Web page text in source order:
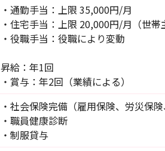
・通勤手当：上限 35,000円/月
・住宅手当：上限 20,000円/月（世帯
・役職手当：役職により変動
昇給：年1回
・賞与：年2回（業績による）
・社会保険完備（雇用保険、労災保
・職員健康診断
・制服貸与